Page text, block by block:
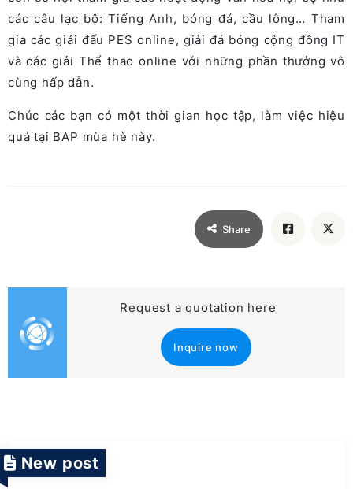
các câu lạc bộ: Tiếng Anh, bóng đá, cầu lông… Tham
gia các giải đấu PES online, giải đá bóng cộng đồng IT
và các giải Thể thao online với những phần thưởng vô
cùng hấp dẫn.
Chúc các bạn có một thời gian học tập, làm việc hiệu
quả tại BAP mùa hè này.
Share
Request a quotation here
Inquire now
New post